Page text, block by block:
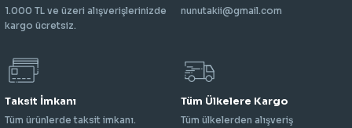
1.000 TL ve üzeri alışverişlerinizde
kargo ücretsiz.
nunutakii@gmail.com
Taksit İmkanı
Tüm ürünlerde taksit imkanı.
Tüm Ülkelere Kargo
Tüm ülkelerden alışveriş